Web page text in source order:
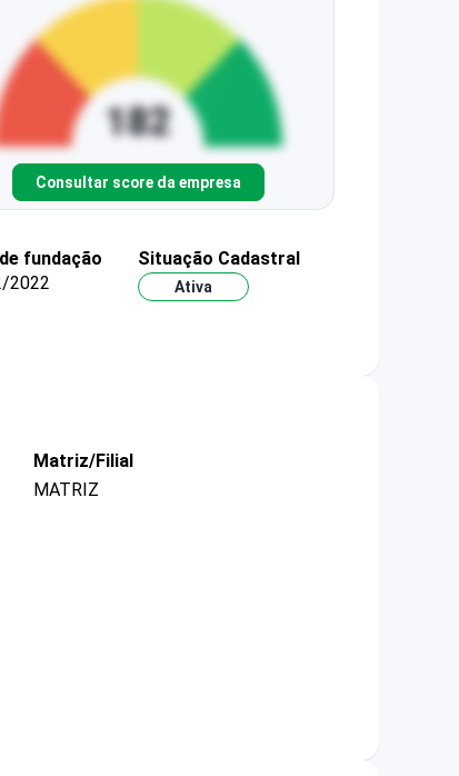
Consultar score da empresa
fundação
2022
Situação Cadastral
Ativa
Matriz/Filial
MATRIZ